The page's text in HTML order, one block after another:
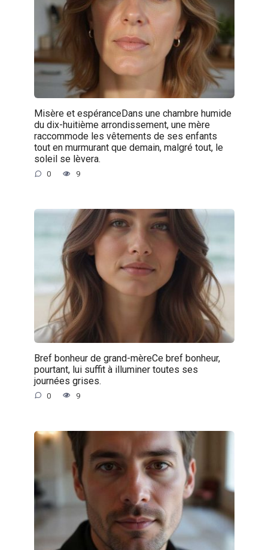
Misère et espéranceDans une chambre humide
du dix-huitième arrondissement, une mère
raccommode les vêtements de ses enfants
tout en murmurant que demain, malgré tout, le
soleil se lèvera.
0 9
Bref bonheur de grand-mèreCe bref bonheur,
pourtant, lui suffit à illuminer toutes ses
journées grises.
0 9